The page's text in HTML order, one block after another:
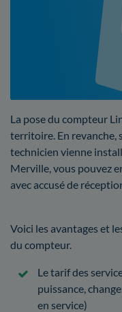
La pose du compteur
territoire. En revanche,
technicien vienne
Merville, vous pouvez
avec accusé de
Voici les avantages et
du compteur.
Le tarif des
puissance,
en service)